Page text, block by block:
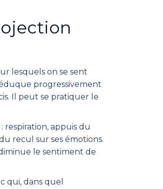
lesquels on se sent
progressivement
Il peut se pratiquer le
respiration, appuis du
recul sur ses émotions.
le sentiment de
qui, dans quel